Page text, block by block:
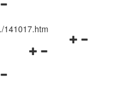
./141017.htm
Navigationsmenü